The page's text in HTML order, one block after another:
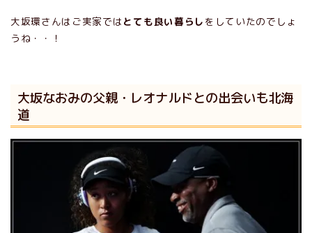
大坂環さんはご実家では とても良い暮らし をしていたのでしょ
うね・・！
大坂なおみの父親・レオナルドとの出会いも北海
道